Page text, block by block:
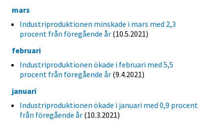
mars
Industriproduktionen minskade i mars med 2,3
procent från föregående år (10.5.2021)
februari
Industriproduktionen ökade i februari med 5,5
procent från föregående år (9.4.2021)
januari
Industriproduktionen ökade i januari med 0,9 procent
från föregående år (10.3.2021)